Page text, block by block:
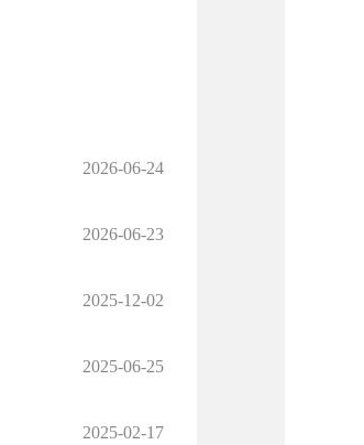
2026-06-24
2026-06-23
2025-12-02
2025-06-25
2025-02-17